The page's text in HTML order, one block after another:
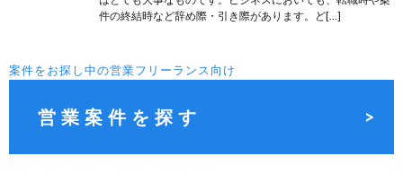
件の終結時など辞め際・引き際があります。ど[…]
案件をお探し中の営業フリーランス向け
営業案件を探す